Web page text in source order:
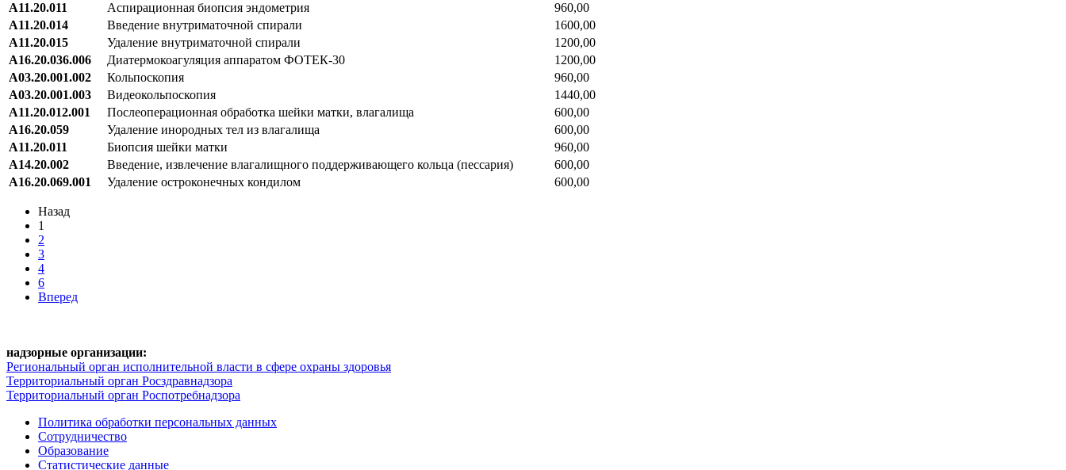
А11.20.011
Аспирационная биопсия эндометрия
960,00
А11.20.014
Введение внутриматочной спирали
1600,00
А11.20.015
Удаление внутриматочной спирали
1200,00
A16.20.036.006
Диатермокоагуляция аппаратом ФОТЕК-30
1200,00
А03.20.001.002
Кольпоскопия
960,00
А03.20.001.003
Видеокольпоскопия
1440,00
A11.20.012.001
Послеоперационная обработка шейки матки, влагалища
600,00
А16.20.059
Удаление инородных тел из влагалища
600,00
А11.20.011
Биопсия шейки матки
960,00
А14.20.002
Введение, извлечение влагалищного поддерживающего кольца (пессария)
600,00
A16.20.069.001
Удаление остроконечных кондилом 600,00
Назад
1
2
3
4
6
Вперед
надзорные организации:
Региональный орган исполнительной власти в сфере охраны здоровья
Территориальный орган Росздравнадзора
Территориальный орган Роспотребнадзора
Политика обработки персональных данных
Сотрудничество
Образование
Статистические данные